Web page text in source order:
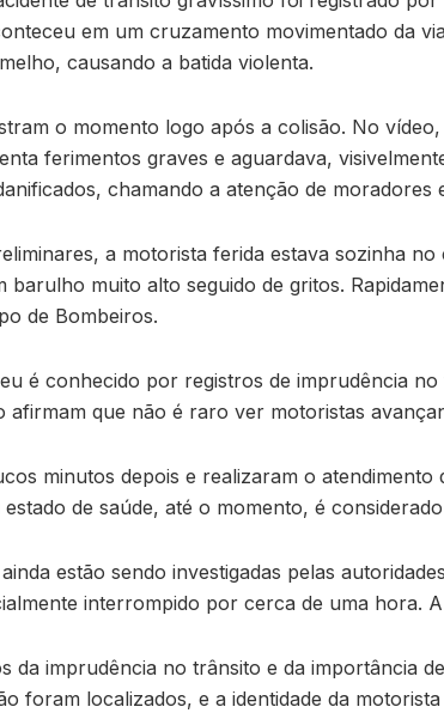
em um cruzamento movimentado da
causando a batida violenta.
o momento logo após a colisão. No
ferimentos graves e aguardava,
chamando a atenção de moradores
a motorista ferida estava sozinha
barulho muito alto seguido de gritos.
de Bombeiros.
é conhecido por registros de imprudência
afirmam que não é raro ver motoristas
minutos depois e realizaram o
de saúde, até o momento, é
estão sendo investigadas pelas
interrompido por cerca de uma hora.
da imprudência no trânsito e da importância
foram localizados, e a identidade da